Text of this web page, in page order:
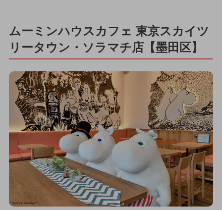
ムーミンハウスカフェ 東京スカイツ
リータウン・ソラマチ店【墨田区】